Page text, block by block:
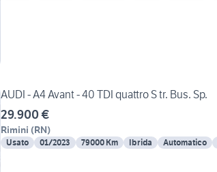
AUDI - A4 Avant - 40 TDI quattro S tr. Bus. Sp.
29.900 €
Rimini (RN)
Usato 01/2023 79000 Km Ibrida Automatico